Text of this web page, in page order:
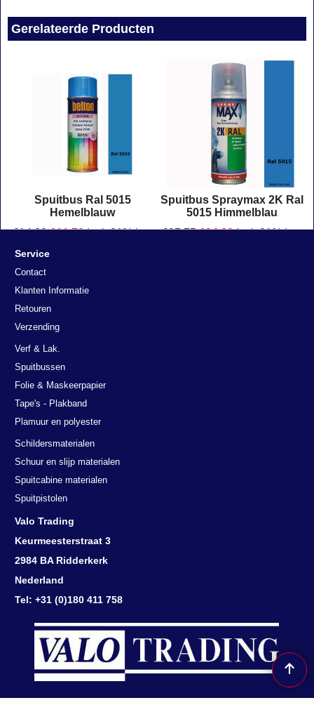
Gerelateerde Producten
Spuitbus Ral 5015
Hemelblauw
€14.30 €11.70 Incl. 21% btw
€9.67
Klik hier
Spuitbus Spraymax 2K Ral
5015 Himmelblau
€27.75 €24.80 Incl. 21% btw
Service
Contact
Klanten Informatie
Retouren
Verzending
Verf & Lak.
Spuitbussen
Folie & Maskeerpapier
Tape's - Plakband
Plamuur en polyester
Schildersmaterialen
Schuur en slijp materialen
Spuitcabine materialen
Spuitpistolen
Keurmeesterstraat 3
2984 BA Ridderkerk
Nederland